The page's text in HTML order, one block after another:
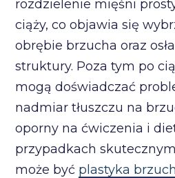
rozdzielenie mięśni
ciąży, co objawia się
obrębie brzucha oraz
struktury. Poza tym po
mogą doświadczać
nadmiar tłuszczu na
oporny na ćwiczenia i
przypadkach
może być plastyka